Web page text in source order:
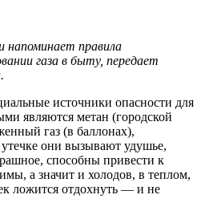
правила
газа в быту, передает
источники опасности для
являются метан (городской
газ (в баллонах),
они вызывают удушье,
способны привести к
а значит и холодов, в теплом,
ложится отдохнуть — и не